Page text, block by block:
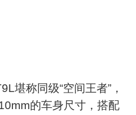
堪称同级“空间王者”，
的车身尺寸，搭配